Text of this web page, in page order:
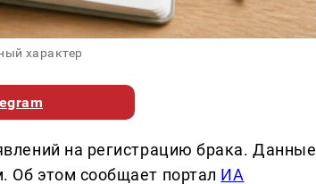
характер
на регистрацию брака. Данные
Об этом сообщает портал ИА